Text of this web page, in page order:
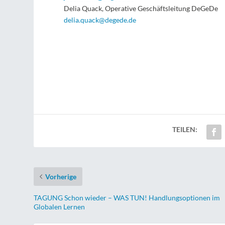
Delia Quack, Operative Geschäftsleitung DeGeDe
delia.quack@degede.de
TEILEN:
Vorherige
TAGUNG Schon wieder – WAS TUN! Handlungsoptionen im
Globalen Lernen